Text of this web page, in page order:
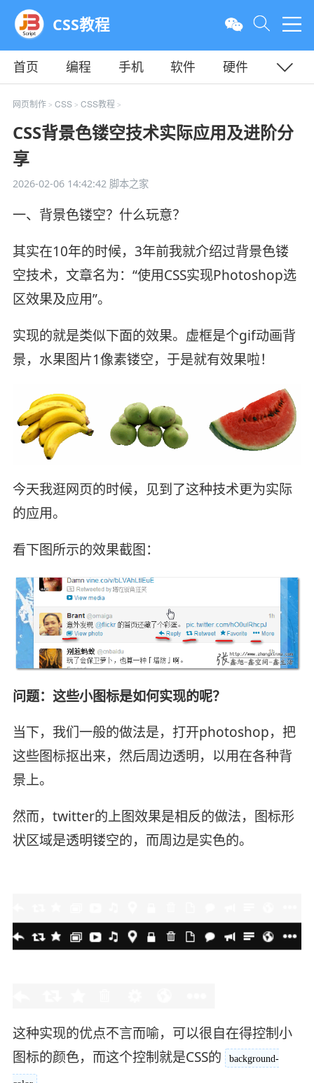
CSS教程
首页 编程 手机 软件
硬件
教程
平面 服务器
网页制作> CSS> CSS教程 >
CSS背景色镂空技术实际应用及进阶分
享
2026-02-06 14:42:42脚本之家
一、背景色镂空？什么玩意？
其实在10年的时候，3年前我就介绍过背景色镂
空技术，文章名为：“使用CSS实现Photoshop选
区效果及应用”。
实现的就是类似下面的效果。虚框是个gif动画背
景，水果图片1像素镂空，于是就有效果啦！
今天我逛网页的时候，见到了这种技术更为实际
的应用。
看下图所示的效果截图：
问题：这些小图标是如何实现的呢？
当下，我们一般的做法是，打开photoshop，把
这些图标抠出来，然后周边透明，以用在各种背
景上。
然而，twitter的上图效果是相反的做法，图标形
状区域是透明镂空的，而周边是实色的。
这种实现的优点不言而喻，可以很自在得控制小
图标的颜色，而这个控制就是CSS的
background-